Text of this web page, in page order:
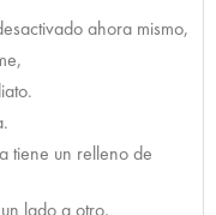
ahora mismo,
tiene un relleno de
lado a otro,